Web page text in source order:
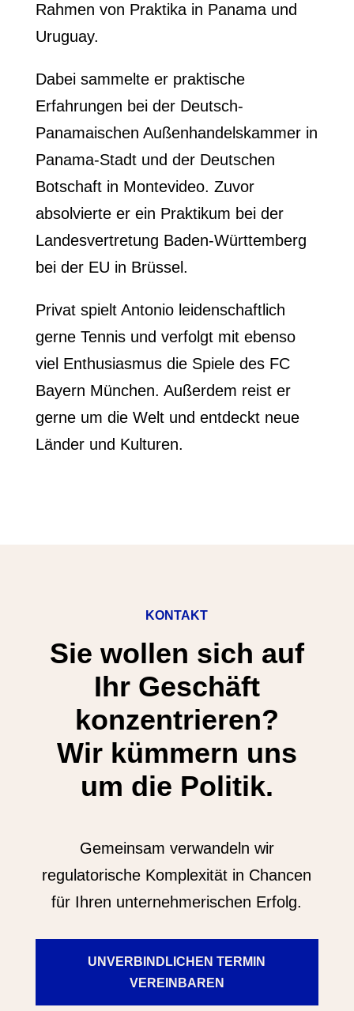
Rahmen von Praktika in Panama und
Uruguay.
Dabei sammelte er praktische
Erfahrungen bei der Deutsch-
Panamaischen Außenhandelskammer in
Panama-Stadt und der Deutschen
Botschaft in Montevideo. Zuvor
absolvierte er ein Praktikum bei der
Landesvertretung Baden-Württemberg
bei der EU in Brüssel.
Privat spielt Antonio leidenschaftlich
gerne Tennis und verfolgt mit ebenso
viel Enthusiasmus die Spiele des FC
Bayern München. Außerdem reist er
gerne um die Welt und entdeckt neue
Länder und Kulturen.
KONTAKT
Sie wollen sich auf
Ihr Geschäft
konzentrieren?
Wir kümmern uns
um die Politik.
Gemeinsam verwandeln wir
regulatorische Komplexität in Chancen
für Ihren unternehmerischen Erfolg.
UNVERBINDLICHEN TERMIN
VEREINBAREN